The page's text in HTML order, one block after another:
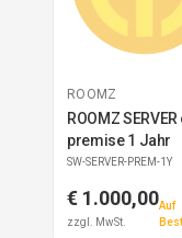
ROOMZ
ROOMZ SERVER
premise 1 Jahr
SW-SERVER-PREM-1Y
€ 1.000,00
zzgl. MwSt.
Auf